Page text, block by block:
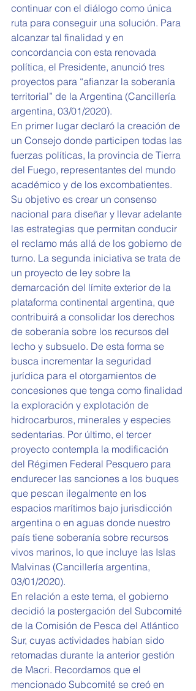
continuar con el diálogo como única
ruta para conseguir una solución. Para
alcanzar tal finalidad y en
concordancia con esta renovada
política, el Presidente, anunció tres
proyectos para “afianzar la soberanía
territorial” de la Argentina (Cancillería
argentina, 03/01/2020).
En primer lugar declaró la creación de
un Consejo donde participen todas las
fuerzas políticas, la provincia de Tierra
del Fuego, representantes del mundo
académico y de los excombatientes.
Su objetivo es crear un consenso
nacional para diseñar y llevar adelante
las estrategias que permitan conducir
el reclamo más allá de los gobierno de
turno. La segunda iniciativa se trata de
un proyecto de ley sobre la
demarcación del límite exterior de la
plataforma continental argentina, que
contribuirá a consolidar los derechos
de soberanía sobre los recursos del
lecho y subsuelo. De esta forma se
busca incrementar la seguridad
jurídica para el otorgamientos de
concesiones que tenga como finalidad
la exploración y explotación de
hidrocarburos, minerales y especies
sedentarias. Por último, el tercer
proyecto contempla la modificación
del Régimen Federal Pesquero para
endurecer las sanciones a los buques
que pescan ilegalmente en los
espacios marítimos bajo jurisdicción
argentina o en aguas donde nuestro
país tiene soberanía sobre recursos
vivos marinos, lo que incluye las Islas
Malvinas (Cancillería argentina,
03/01/2020).
En relación a este tema, el gobierno
decidió la postergación del Subcomité
de la Comisión de Pesca del Atlántico
Sur, cuyas actividades habían sido
retomadas durante la anterior gestión
de Macri. Recordamos que el
mencionado Subcomité se creó en